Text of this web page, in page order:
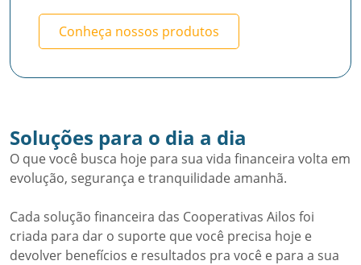
Conheça nossos produtos
Soluções para o dia a dia
O que você busca hoje para sua vida financeira volta em
evolução, segurança e tranquilidade amanhã.
Cada solução financeira das Cooperativas Ailos foi
criada para dar o suporte que você precisa hoje e
devolver benefícios e resultados pra você e para a sua